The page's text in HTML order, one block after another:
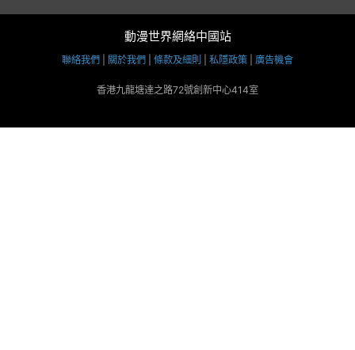
動漫世界網絡中國站
聯絡我們 關於我們 條款及細則 私隱政策 廣告機會
香港九龍塘達之路72號創新中心414室